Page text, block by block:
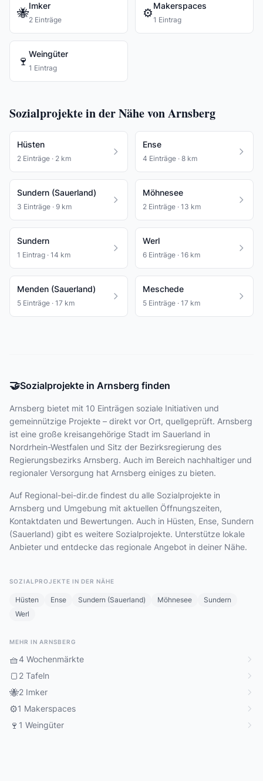
🐝
Imker
2 Einträge ⚙️
Makerspaces
1 Eintrag
🍷
Weingüter
1 Eintrag
Sozialprojekte in der Nähe von Arnsberg
Hüsten
2 Einträge · 2 km
Ense
4 Einträge · 8 km
Sundern (Sauerland)
3 Einträge · 9 km
Möhnesee
2 Einträge · 13 km
Sundern
1 Eintrag · 14 km
Werl
6 Einträge · 16 km
Menden (Sauerland)
5 Einträge · 17 km
Meschede
5 Einträge · 17 km
🤝Sozialprojekte in Arnsberg finden
Arnsberg bietet mit 10 Einträgen soziale Initiativen und
gemeinnützige Projekte – direkt vor Ort, quellgeprüft. Arnsberg
ist eine große kreisangehörige Stadt im Sauerland in
Nordrhein-Westfalen und Sitz der Bezirksregierung des
Regierungsbezirks Arnsberg. Auch im Bereich nachhaltiger und
regionaler Versorgung hat Arnsberg einiges zu bieten.
Auf Regional-bei-dir.de findest du alle Sozialprojekte in
Arnsberg und Umgebung mit aktuellen Öffnungszeiten,
Kontaktdaten und Bewertungen. Auch in Hüsten, Ense, Sundern
(Sauerland) gibt es weitere Sozialprojekte. Unterstütze lokale
Anbieter und entdecke das regionale Angebot in deiner Nähe.
SOZIALPROJEKTE IN DER NÄHE
Hüsten Ense Sundern (Sauerland) Möhnesee
Sundern
Werl
MEHR IN ARNSBERG
🧺4 Wochenmärkte
🍞 2 Tafeln
🐝2 Imker
⚙️1 Makerspaces
🍷 1 Weingüter